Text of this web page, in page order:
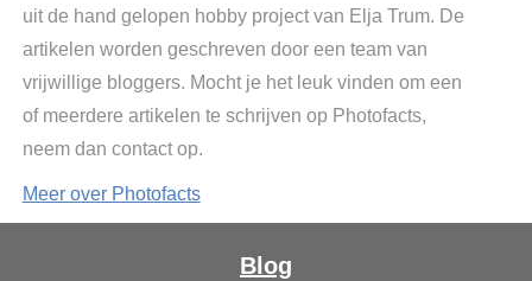
uit de hand gelopen hobby project van Elja Trum. De
artikelen worden geschreven door een team van
vrijwillige bloggers. Mocht je het leuk vinden om een
of meerdere artikelen te schrijven op Photofacts,
neem dan contact op.
Meer over Photofacts
Blog